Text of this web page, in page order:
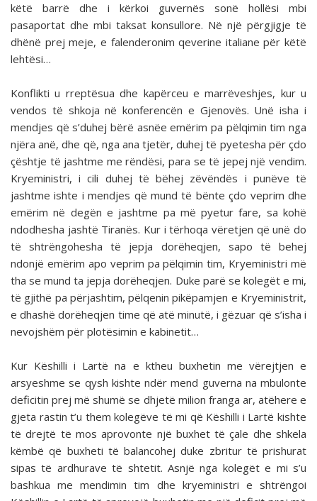
këtë barrë dhe i kërkoi guvernës sonë hollësi mbi
pasaportat dhe mbi taksat konsullore. Në një përgjigje të
dhënë prej meje, e falenderonim qeverine italiane për këtë
lehtësi…
Konflikti u rreptësua dhe kapërceu e marrëveshjes, kur u
vendos të shkoja në konferencën e Gjenovës. Unë isha i
mendjes që s’duhej bërë asnëe emërim pa pëlqimin tim nga
njëra anë, dhe që, nga ana tjetër, duhej të pyetesha për çdo
çështje të jashtme me rëndësi, para se të jepej një vendim.
Kryeministri, i cili duhej të bëhej zëvëndës i punëve të
jashtme ishte i mendjes që mund të bënte çdo veprim dhe
emërim në degën e jashtme pa më pyetur fare, sa kohë
ndodhesha jashtë Tiranës. Kur i tërhoqa vëretjen që unë do
të shtrëngohesha të jepja dorëheqjen, sapo të behej
ndonjë emërim apo veprim pa pëlqimin tim, Kryeministri më
tha se mund ta jepja dorëheqjen. Duke parë se kolegët e mi,
të gjithë pa përjashtim, pëlqenin pikëpamjen e Kryeministrit,
e dhashë dorëheqjen time që atë minutë, i gëzuar që s’isha i
nevojshëm për plotësimin e kabinetit…
Kur Këshilli i Lartë na e ktheu buxhetin me vërejtjen e
arsyeshme se qysh kishte ndër mend guverna na mbulonte
deficitin prej më shumë se dhjetë milion franga ar, atëhere e
gjeta rastin t’u them kolegëve të mi që Këshilli i Lartë kishte
të drejtë të mos aprovonte një buxhet të çale dhe shkela
këmbë që buxheti të balancohej duke zbritur të pri­shurat
sipas të ardhurave të shtetit. Asnjë nga kolegët e mi s’u
bashkua me mendimin tim dhe kryeministri e shtrëngoi